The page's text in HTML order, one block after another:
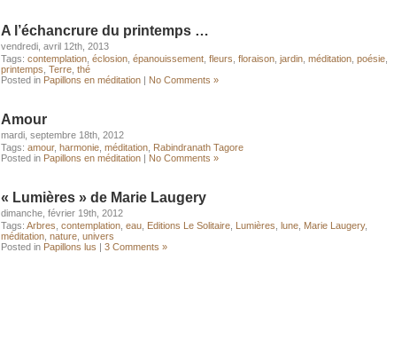
A l’échancrure du printemps …
vendredi, avril 12th, 2013
Tags: contemplation éclosion épanouissement fleurs floraison jardin méditation poésie
printemps Terre thé
Posted in Papillons en méditation | No Comments »
Amour
mardi, septembre 18th, 2012
Tags: amour, harmonie méditation Rabindranath Tagore
Posted in Papillons en méditation | No Comments »
« Lumières » de Marie Laugery
dimanche, février 19th, 2012
Tags: Arbres contemplation eau Editions Le Solitaire Lumières lune Marie Laugery,
méditation nature univers
Posted in Papillons lus | 3 Comments »